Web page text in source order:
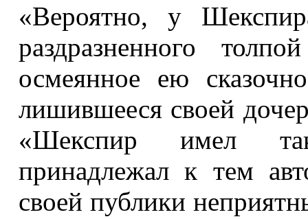
«Вероятно, у
раздразненного
осмеянное ею
лишившееся своей
«Шекспир имел
принадлежал к тем
своей публики